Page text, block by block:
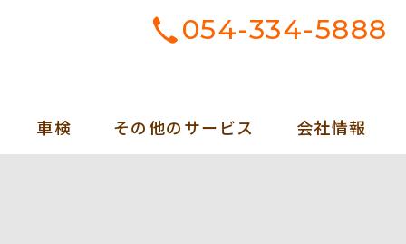
054-334-5888
車検 その他のサービス 会社情報